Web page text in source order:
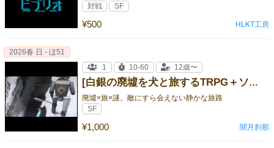
¥500
対戦 SF
HLKT工房
[白銀の廃墟を犬と旅するTRPG＋ソロジャーナル サクシフラージュ２]
廃墟×旅×謎。敵にすら会えない静かな旅路
¥1,000
2026春 日 - ほ51
1
10-60 12歳〜
SF
闇月刹那